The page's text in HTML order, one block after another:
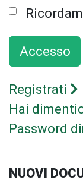
Accesso
Registrati
Hai
Password
NUOVI